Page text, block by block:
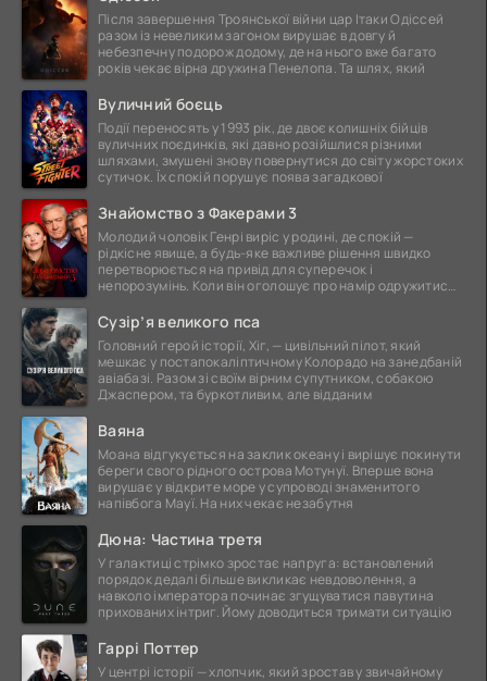
Після завершення Троянської війни цар Ітаки Одіссей
разом із невеликим загоном вирушає в довгу й
небезпечну подорож додому, де на нього вже багато
років чекає вірна дружина Пенелопа. Та шлях, який
Вуличний боєць
Події переносять у 1993 рік, де двоє колишніх бійців
вуличних поєдинків, які давно розійшлися різними
шляхами, змушені знову повернутися до світу жорстоких
сутичок. Їх спокій порушує поява загадкової
Знайомство з Факерами 3
Молодий чоловік Генрі виріс у родині, де спокій —
рідкісне явище, а будь-яке важливе рішення швидко
перетворюється на привід для суперечок і
непорозумінь. Коли він оголошує про намір одружитися,
Сузір’я великого пса
Головний герой історії, Хіг, — цивільний пілот, який
мешкає у постапокаліптичному Колорадо на занедбаній
авіабазі. Разом зі своїм вірним супутником, собакою
Джаспером, та буркотливим, але відданим
Ваяна
Моана відгукується на заклик океану і вирішує покинути
береги свого рідного острова Мотунуї. Вперше вона
вирушає у відкрите море у супроводі знаменитого
напівбога Мауї. На них чекає незабутня
Дюна: Частина третя
У галактиці стрімко зростає напруга: встановлений
порядок дедалі більше викликає невдоволення, а
навколо імператора починає згущуватися павутина
прихованих інтриг. Йому доводиться тримати ситуацію
Гаррі Поттер
У центрі історії — хлопчик, який зростав у звичайному